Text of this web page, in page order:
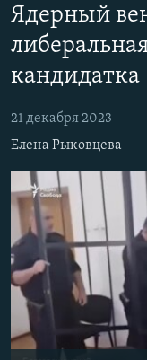
основному
содержанию
Вернутся
навигации
Вернутся
поиску
ЦИТАТЫ
МНЕНИЯ
КУЛЬТУРА
IDEL.РЕАЛИИ
КАВКАЗ.РЕАЛИИ
СЕВЕР.РЕАЛИИ
СИБИРЬ.РЕАЛИИ
РАСПИСАНИЕ
ПОДПИШИТЕСЬ
СОЦИАЛЬНЫЕ СЕТИ
Ядерный
кандидатка
21 декабря 2023
Елена Рыковцева
No